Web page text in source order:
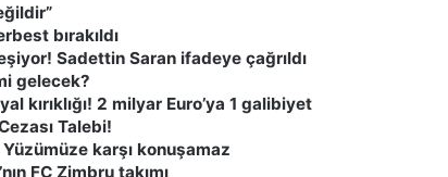
bırakıldı
Sadettin Saran ifadeye çağrıldı
gelecek?
kırıklığı! 2 milyar Euro’ya 1 galibiyet
Talebi!
Yüzümüze karşı konuşamaz
FC Zimbru takımı